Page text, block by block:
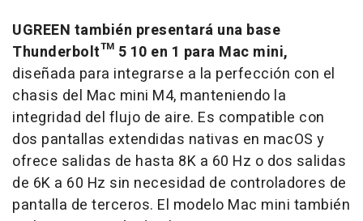
UGREEN también presentará una base
Thunderbolt™ 5 10 en 1 para Mac mini,
diseñada para integrarse a la perfección con el
chasis del Mac mini M4, manteniendo la
integridad del flujo de aire. Es compatible con
dos pantallas extendidas nativas en macOS y
ofrece salidas de hasta 8K a 60 Hz o dos salidas
de 6K a 60 Hz sin necesidad de controladores de
pantalla de terceros. El modelo Mac mini también